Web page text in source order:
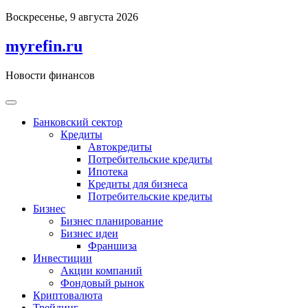
Перейти
содержимому
Воскресенье, 9 августа 2026
myrefin.ru
Новости финансов
Банковский сектор
Кредиты
Автокредиты
Потребительские кредиты
Ипотека
Кредиты для бизнеса
Потребительские кредиты
Бизнес
Бизнес планирование
Бизнес идеи
Франшиза
Инвестиции
Акции компаний
Фондовый рынок
Криптовалюта